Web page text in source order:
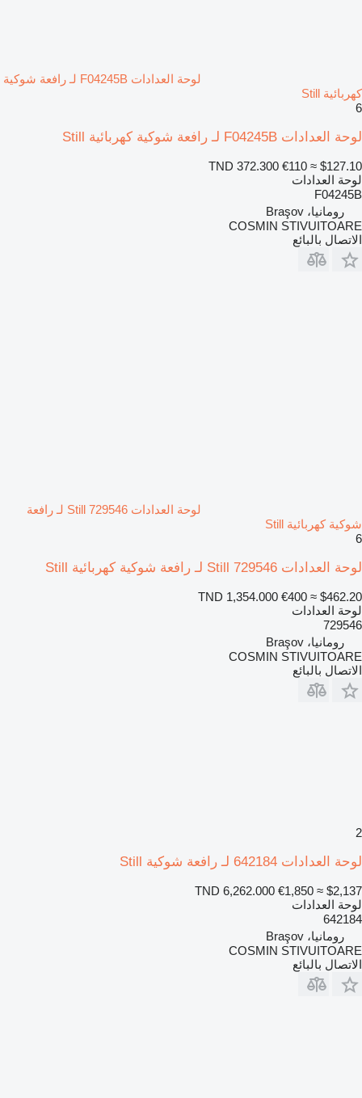
لوحة العدادات F04245B لـ رافعة شوكية
كهربائية Still
6
لوحة العدادات F04245B لـ رافعة شوكية كهربائية Still
TND 372.300 €110 ≈ $127.10
لوحة العدادات
F04245B
رومانيا، Braşov
COSMIN STIVUITOARE
الاتصال بالبائع
لوحة العدادات Still 729546 لـ رافعة
شوكية كهربائية Still
6
لوحة العدادات Still 729546 لـ رافعة شوكية كهربائية Still
TND 1,354.000 €400 ≈ $462.20
لوحة العدادات
729546
رومانيا، Braşov
COSMIN STIVUITOARE
الاتصال بالبائع
2
لوحة العدادات 642184 لـ رافعة شوكية Still
TND 6,262.000 €1,850 ≈ $2,137
لوحة العدادات
642184
رومانيا، Braşov
COSMIN STIVUITOARE
الاتصال بالبائع